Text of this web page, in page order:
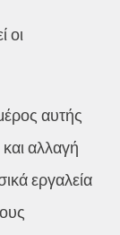
οι
αυτής
αλλαγή
εργαλεία